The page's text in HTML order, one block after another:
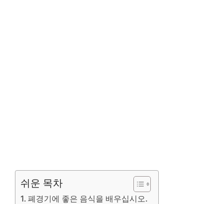
쉬운 목차
폐경기에 좋은 음식을 배우십시오.